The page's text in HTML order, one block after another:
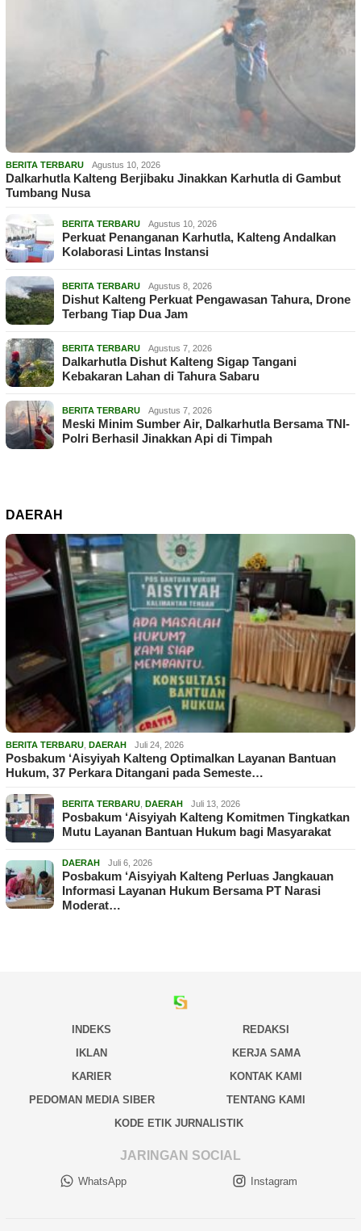
BERITA TERBARU Agustus 10, 2026
Dalkarhutla Kalteng Berjibaku Jinakkan Karhutla di Gambut
Tumbang Nusa
BERITA TERBARU Agustus 10, 2026
Perkuat Penanganan Karhutla, Kalteng Andalkan
Kolaborasi Lintas Instansi
BERITA TERBARU Agustus 8, 2026
Dishut Kalteng Perkuat Pengawasan Tahura, Drone
Terbang Tiap Dua Jam
BERITA TERBARU Agustus 7, 2026
Dalkarhutla Dishut Kalteng Sigap Tangani
Kebakaran Lahan di Tahura Sabaru
BERITA TERBARU Agustus 7, 2026
Meski Minim Sumber Air, Dalkarhutla Bersama TNI-
Polri Berhasil Jinakkan Api di Timpah
DAERAH
BERITA TERBARU DAERAH Juli 24, 2026
Posbakum ‘Aisyiyah Kalteng Optimalkan Layanan Bantuan
Hukum, 37 Perkara Ditangani pada Semeste…
BERITA TERBARU DAERAH Juli 13, 2026
Posbakum ‘Aisyiyah Kalteng Komitmen Tingkatkan
Mutu Layanan Bantuan Hukum bagi Masyarakat
DAERAH Juli 6, 2026
Posbakum ‘Aisyiyah Kalteng Perluas Jangkauan
Informasi Layanan Hukum Bersama PT Narasi
Moderat…
INDEKS
REDAKSI
IKLAN
KERJA SAMA
KARIER
KONTAK KAMI
PEDOMAN MEDIA SIBER
TENTANG KAMI
KODE ETIK JURNALISTIK
JARINGAN SOCIAL
WhatsApp Instagram